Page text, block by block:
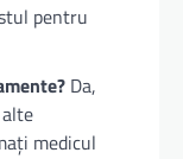
pentru
Da,
medicul